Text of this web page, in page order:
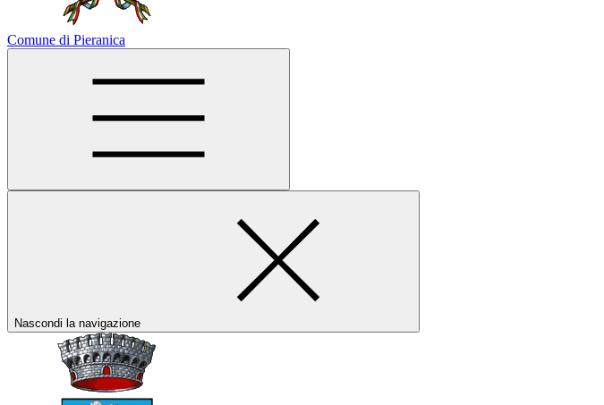
Comune di Pieranica
Nascondi la navigazione